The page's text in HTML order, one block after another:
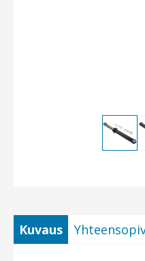
Kuvaus